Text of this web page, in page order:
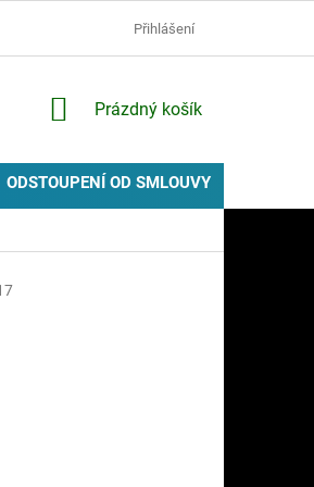
ZÁSADY POUŽÍVÁNÍ COOKIES
Přihlášení
NÁKUPNÍ
Prázdný košík
ODSTOUPENÍ OD SMLOUVY